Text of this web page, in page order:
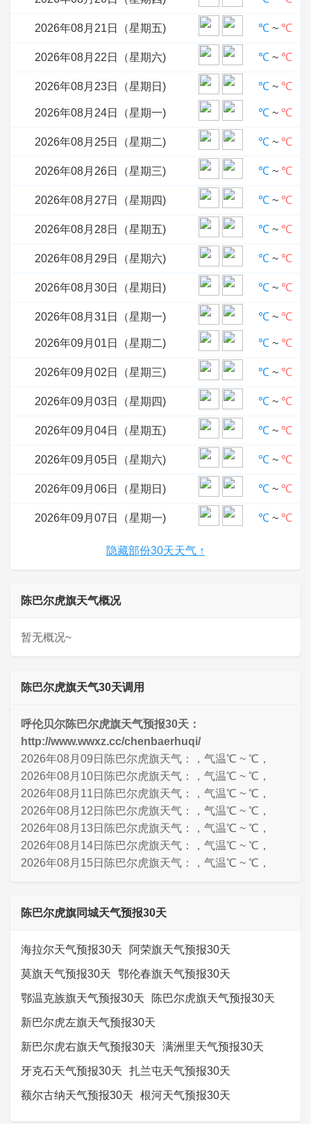
2026年08月21日（星期五) ℃ ~ ℃
2026年08月22日（星期六) ℃ ~ ℃
2026年08月23日（星期日) ℃ ~ ℃
2026年08月24日（星期一) ℃ ~ ℃
2026年08月25日（星期二) ℃ ~ ℃
2026年08月26日（星期三) ℃ ~ ℃
2026年08月27日（星期四) ℃ ~ ℃
2026年08月28日（星期五) ℃ ~ ℃
2026年08月29日（星期六) ℃ ~ ℃
2026年08月30日（星期日) ℃ ~ ℃
2026年08月31日（星期一) ℃ ~ ℃
2026年09月01日（星期二) ℃ ~ ℃
2026年09月02日（星期三) ℃ ~ ℃
2026年09月03日（星期四) ℃ ~ ℃
2026年09月04日（星期五) ℃ ~ ℃
2026年09月05日（星期六) ℃ ~ ℃
2026年09月06日（星期日) ℃ ~ ℃
2026年09月07日（星期一) ℃ ~ ℃
隐藏部份30天天气 ↑
陈巴尔虎旗天气概况
暂无概况~
陈巴尔虎旗天气30天调用
呼伦贝尔陈巴尔虎旗天气预报30天：
http://www.wwxz.cc/chenbaerhuqi/
2026年08月09日陈巴尔虎旗天气：，气温℃ ~ ℃，
2026年08月10日陈巴尔虎旗天气：，气温℃ ~ ℃，
2026年08月11日陈巴尔虎旗天气：，气温℃ ~ ℃，
2026年08月12日陈巴尔虎旗天气：，气温℃ ~ ℃，
2026年08月13日陈巴尔虎旗天气：，气温℃ ~ ℃，
2026年08月14日陈巴尔虎旗天气：，气温℃ ~ ℃，
2026年08月15日陈巴尔虎旗天气：，气温℃ ~ ℃，
陈巴尔虎旗同城天气预报30天
海拉尔天气预报30天 阿荣旗天气预报30天
莫旗天气预报30天 鄂伦春旗天气预报30天
鄂温克族旗天气预报30天 陈巴尔虎旗天气预报30天
新巴尔虎左旗天气预报30天
新巴尔虎右旗天气预报30天 满洲里天气预报30天
牙克石天气预报30天 扎兰屯天气预报30天
额尔古纳天气预报30天 根河天气预报30天